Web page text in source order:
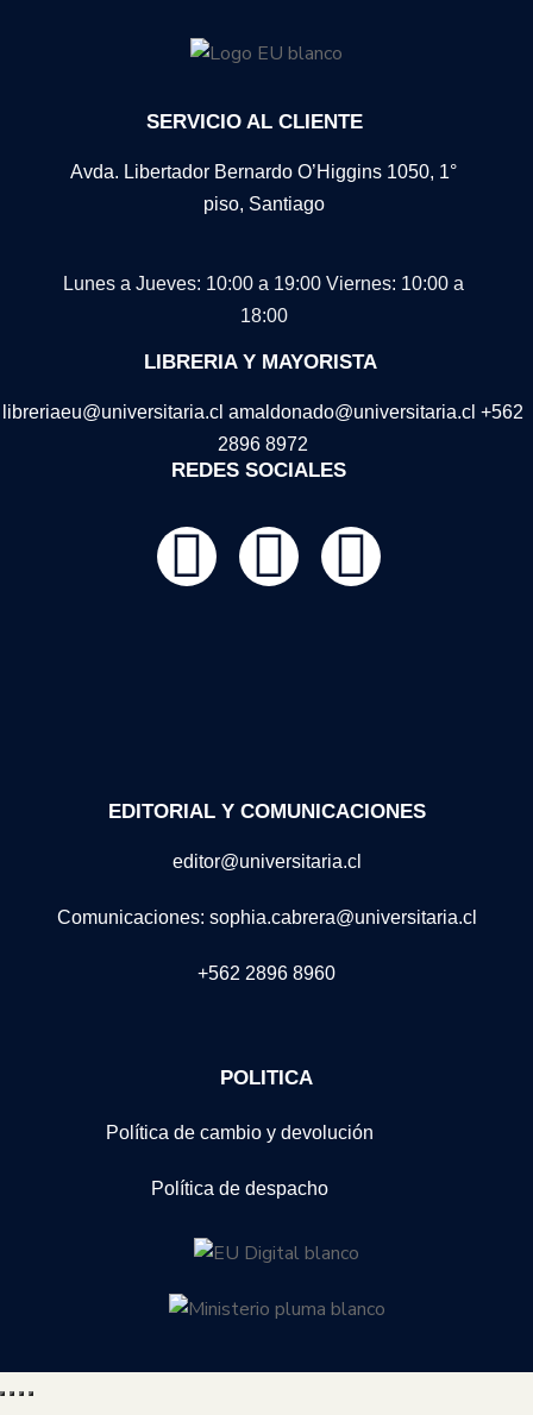
SERVICIO AL CLIENTE
Avda. Libertador Bernardo O’Higgins 1050, 1°
piso, Santiago
Lunes a Jueves: 10:00 a 19:00 Viernes: 10:00 a
18:00
LIBRERIA Y MAYORISTA
libreriaeu@universitaria.cl amaldonado@universitaria.cl +562
2896 8972
REDES SOCIALES
EDITORIAL Y COMUNICACIONES
editor@universitaria.cl
Comunicaciones: sophia.cabrera@universitaria.cl
+562 2896 8960
POLITICA
Política de cambio y devolución
Política de despacho